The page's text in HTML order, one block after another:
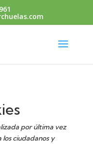
por última vez
los ciudadanos y